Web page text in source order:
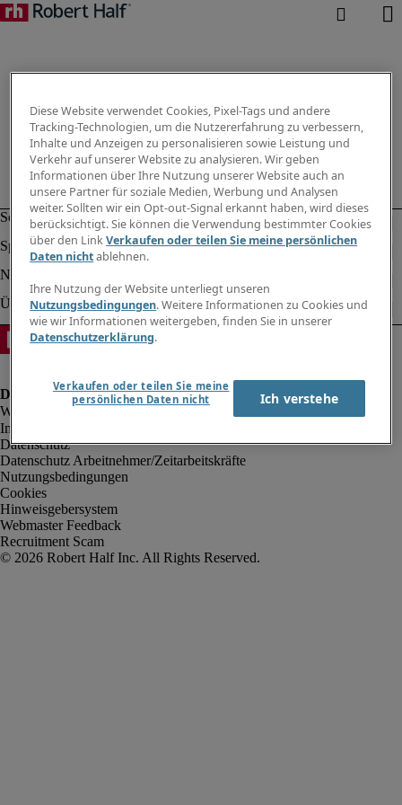
Impressum
Datenschutz
Datenschutz Arbeitnehmer/Zeitarbeitskräfte
Nutzungsbedingungen
Cookies
Hinweisgebersystem
Webmaster Feedback
Recruitment Scam
Diese Website verwendet Cookies, Pixel-Tags und andere
Tracking-Technologien, um die Nutzererfahrung zu verbessern,
Inhalte und Anzeigen zu personalisieren sowie Leistung und
Verkehr auf unserer Website zu analysieren. Wir geben
Informationen über Ihre Nutzung unserer Website auch an
unsere Partner für soziale Medien, Werbung und Analysen
weiter. Sollten wir ein Opt-out-Signal erkannt haben, wird dieses
berücksichtigt. Sie können die Verwendung bestimmter Cookies
über den LinkVerkaufen oder teilen Sie meine persönlichen
Daten nichtablehnen.
Ihre Nutzung der Website unterliegt unseren
Nutzungsbedingungen. Weitere Informationen zu Cookies und
wie wir Informationen weitergeben, finden Sie in unserer
Datenschutzerklärung.
Verkaufen oder teilen Sie meine
persönlichen Daten nicht
Ich verstehe